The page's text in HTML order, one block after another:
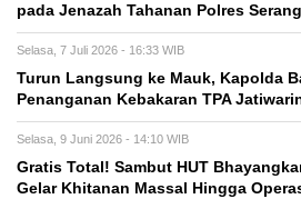
pada Jenazah Tahanan Polres
Selasa, 7 Juli 2026 - 16:33 WIB
Turun Langsung ke Mauk, Kapolda
Penanganan Kebakaran TPA
Selasa, 9 Juni 2026 - 14:10 WIB
Gratis Total! Sambut HUT
Gelar Khitanan Massal Hingga